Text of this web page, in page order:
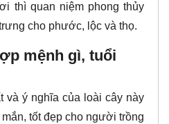
thì quan niệm phong thủy
cho phước, lộc và thọ.
mệnh gì, tuổi
và ý nghĩa của loài cây này
tốt đẹp cho người trồng